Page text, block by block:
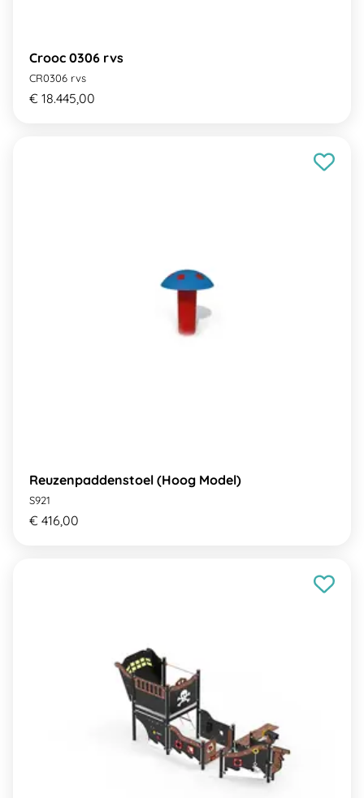
Crooc 0306 rvs
CR0306 rvs
€ 18.445,00
Reuzenpaddenstoel (Hoog Model)
S921
€ 416,00